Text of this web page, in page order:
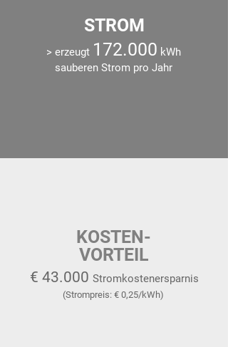
STROM
> erzeugt 172.000 kWh
sauberen Strom pro Jahr
KOSTEN-
VORTEIL
€ 43.000 Stromkostenersparnis
(Strompreis: € 0,25/kWh)